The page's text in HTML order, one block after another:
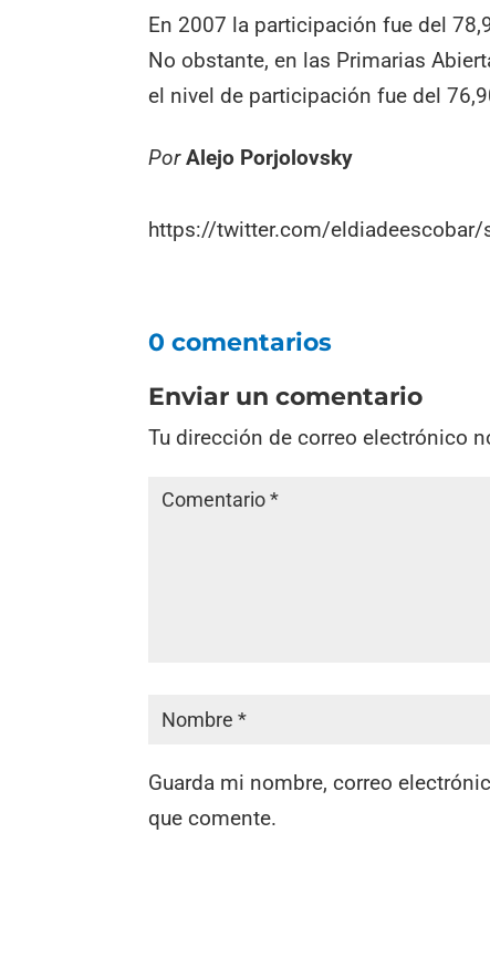
En 2007 la participación fue del
No obstante, en las Primarias
el nivel de participación fue del
Por Alejo Porjolovsky
https://twitter.com/
0 comentarios
Enviar un comentario
Tu dirección de correo electrónico
Guarda mi nombre, correo
que comente.